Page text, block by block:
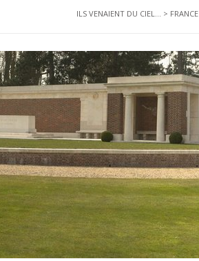
ILS VENAIENT DU CIEL... > FRANCE